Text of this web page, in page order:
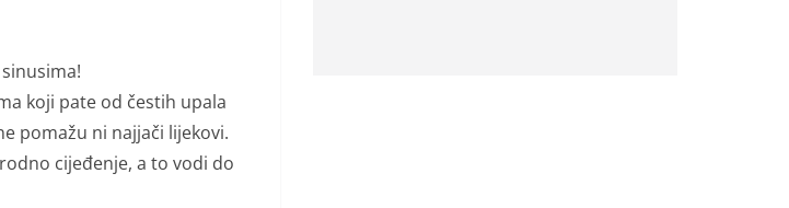
koji pate od čestih upala
pomažu ni najjači lijekovi.
cijeđenje, a to vodi do